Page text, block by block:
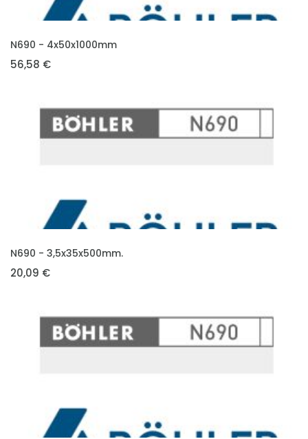
VLOŽIT DO KOŠÍKU
N690 - 4x50x1000mm
56,58 €
VLOŽIT DO KOŠÍKU
N690 - 3,5x35x500mm.
20,09 €